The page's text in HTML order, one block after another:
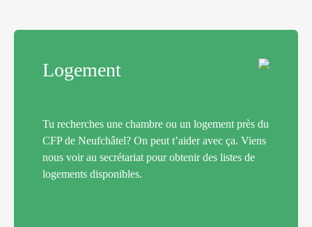
Logement
Tu recherches une chambre ou un logement près du
CFP de Neufchâtel? On peut t’aider avec ça. Viens
nous voir au secrétariat pour obtenir des listes de
logements disponibles.